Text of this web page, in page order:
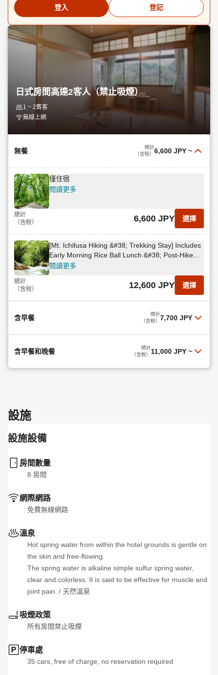
登入 登記
日式房間高達2客人（禁止吸煙）
1 ~ 2賓客
無線上網
無餐
總計
（含稅） 6,600 JPY ~
僅住宿
閱讀更多
總計
（含稅）
6,600 JPY 選擇
[Mt. Ichifusa Hiking &#38; Trekking Stay] Includes
Early Morning Rice Ball Lunch &#38; Post-Hike
Hot Spring Access
閱讀更多
總計
（含稅）
12,600 JPY 選擇
含早餐
總計
（含稅） 7,700 JPY
閱讀更多
含早餐和晚餐
總計
（含稅） 11,000 JPY ~
總計
（含稅）
oldest Kuma shochu brewery.
閱讀更多
設施
設施設備
房間數量
8 房間
網際網路
免費無線網路
溫泉
Hot spring water from within the hotel grounds is gentle on
the skin and free-flowing.
The spring water is alkaline simple sulfur spring water,
clear and colorless. It is said to be effective for muscle and
joint pain. / 天然溫泉
吸煙政策
所有房間禁止吸煙
停車處
35 cars, free of charge, no reservation required